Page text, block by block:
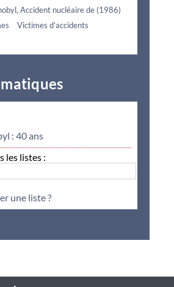
Accident nucléaire de (1986)
Victimes d'accidents
: 40 ans
les listes :
une liste ?